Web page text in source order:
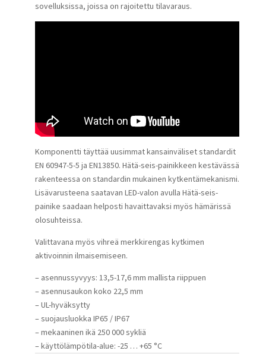
sovelluksissa, joissa on rajoitettu tilavaraus.
Komponentti täyttää uusimmat kansainväliset standardit
EN 60947-5-5 ja EN13850. Hätä-seis-painikkeen kestävässä
rakenteessa on standardin mukainen kytkentämekanismi.
Lisävarusteena saatavan LED-valon avulla Hätä-seis-
painike saadaan helposti havaittavaksi myös hämärissä
olosuhteissa.
Valittavana myös vihreä merkkirengas kytkimen
aktivoinnin ilmaisemiseen.
– asennussyvyys: 13,5-17,6 mm mallista riippuen
– asennusaukon koko 22,5 mm
– UL-hyväksytty
– suojausluokka IP65 / IP67
– mekaaninen ikä 250 000 sykliä
– käyttölämpötila-alue: -25 … +65 °C